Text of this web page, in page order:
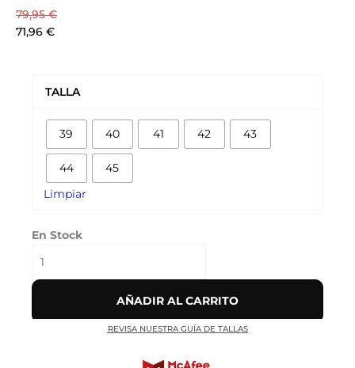
79,95€
71,96 €
TALLA
39 40 41 42 43
44 45
Limpiar
En Stock
'OBSIDIAN'
cantidad
AÑADIR AL CARRITO
REVISA NUESTRA GUÍA DE TALLAS